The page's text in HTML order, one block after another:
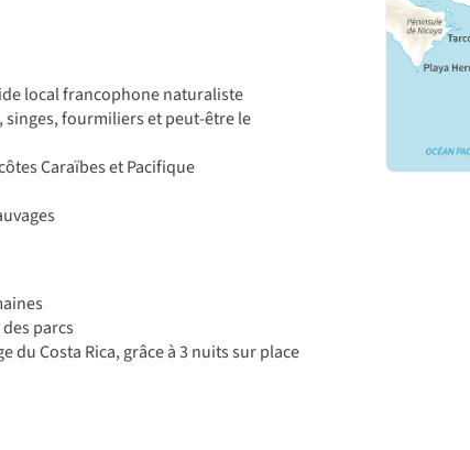
local francophone naturaliste
singes, fourmiliers et peut-être le
Caraïbes et Pacifique
parcs
du Costa Rica, grâce à 3 nuits sur place